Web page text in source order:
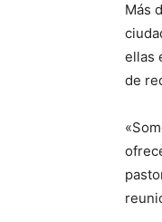
Más
ellas
de